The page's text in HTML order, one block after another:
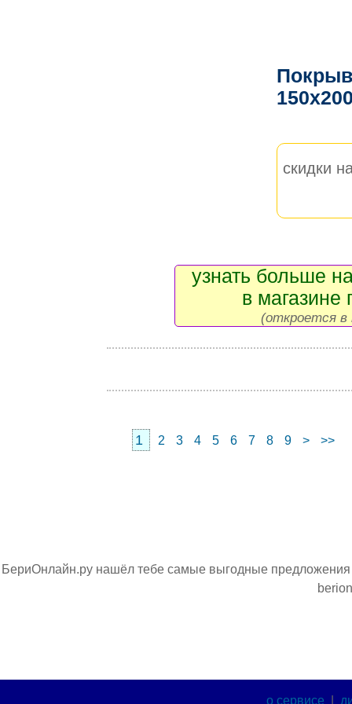
скидки
узнать больше
в магазине
(откроется в
1 2 3 4 5 6 7 8 9 > >>
БериОнлайн.ру нашёл тебе самые выгодные
о сервисе